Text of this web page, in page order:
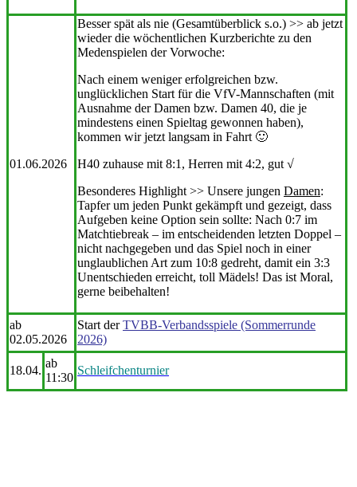
01.06.2026
Besser spät als nie (Gesamtüberblick s.o.) >> ab jetzt
wieder die wöchentlichen Kurzberichte zu den
Medenspielen der Vorwoche:
Nach einem weniger erfolgreichen bzw.
unglücklichen Start für die VfV-Mannschaften (mit
Ausnahme der Damen bzw. Damen 40, die je
mindestens einen Spieltag gewonnen haben),
kommen wir jetzt langsam in Fahrt 🙂
H40 zuhause mit 8:1, Herren mit 4:2, gut √
Besonderes Highlight >> Unsere jungen Damen:
Tapfer um jeden Punkt gekämpft und gezeigt, dass
Aufgeben keine Option sein sollte: Nach 0:7 im
Matchtiebreak – im entscheidenden letzten Doppel –
nicht nachgegeben und das Spiel noch in einer
unglaublichen Art zum 10:8 gedreht, damit ein 3:3
Unentschieden erreicht, toll Mädels! Das ist Moral,
gerne beibehalten!
ab
02.05.2026
Start der TVBB-Verbandsspiele (Sommerrunde
2026)
18.04.
ab
11:30
Schleifchenturnier